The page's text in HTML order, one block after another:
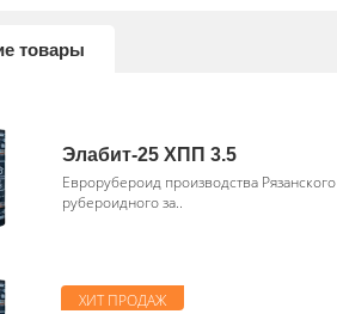
товары
Элабит-25 ХПП 3.5
Еврорубероид производства Рязанского
рубероидного за..